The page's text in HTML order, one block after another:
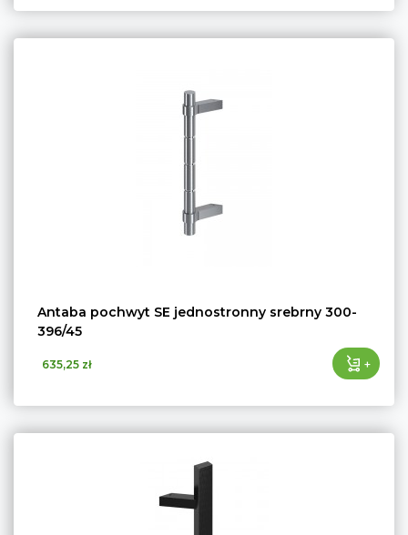
Antaba pochwyt SE jednostronny srebrny 300-
396/45
635,25 zł +